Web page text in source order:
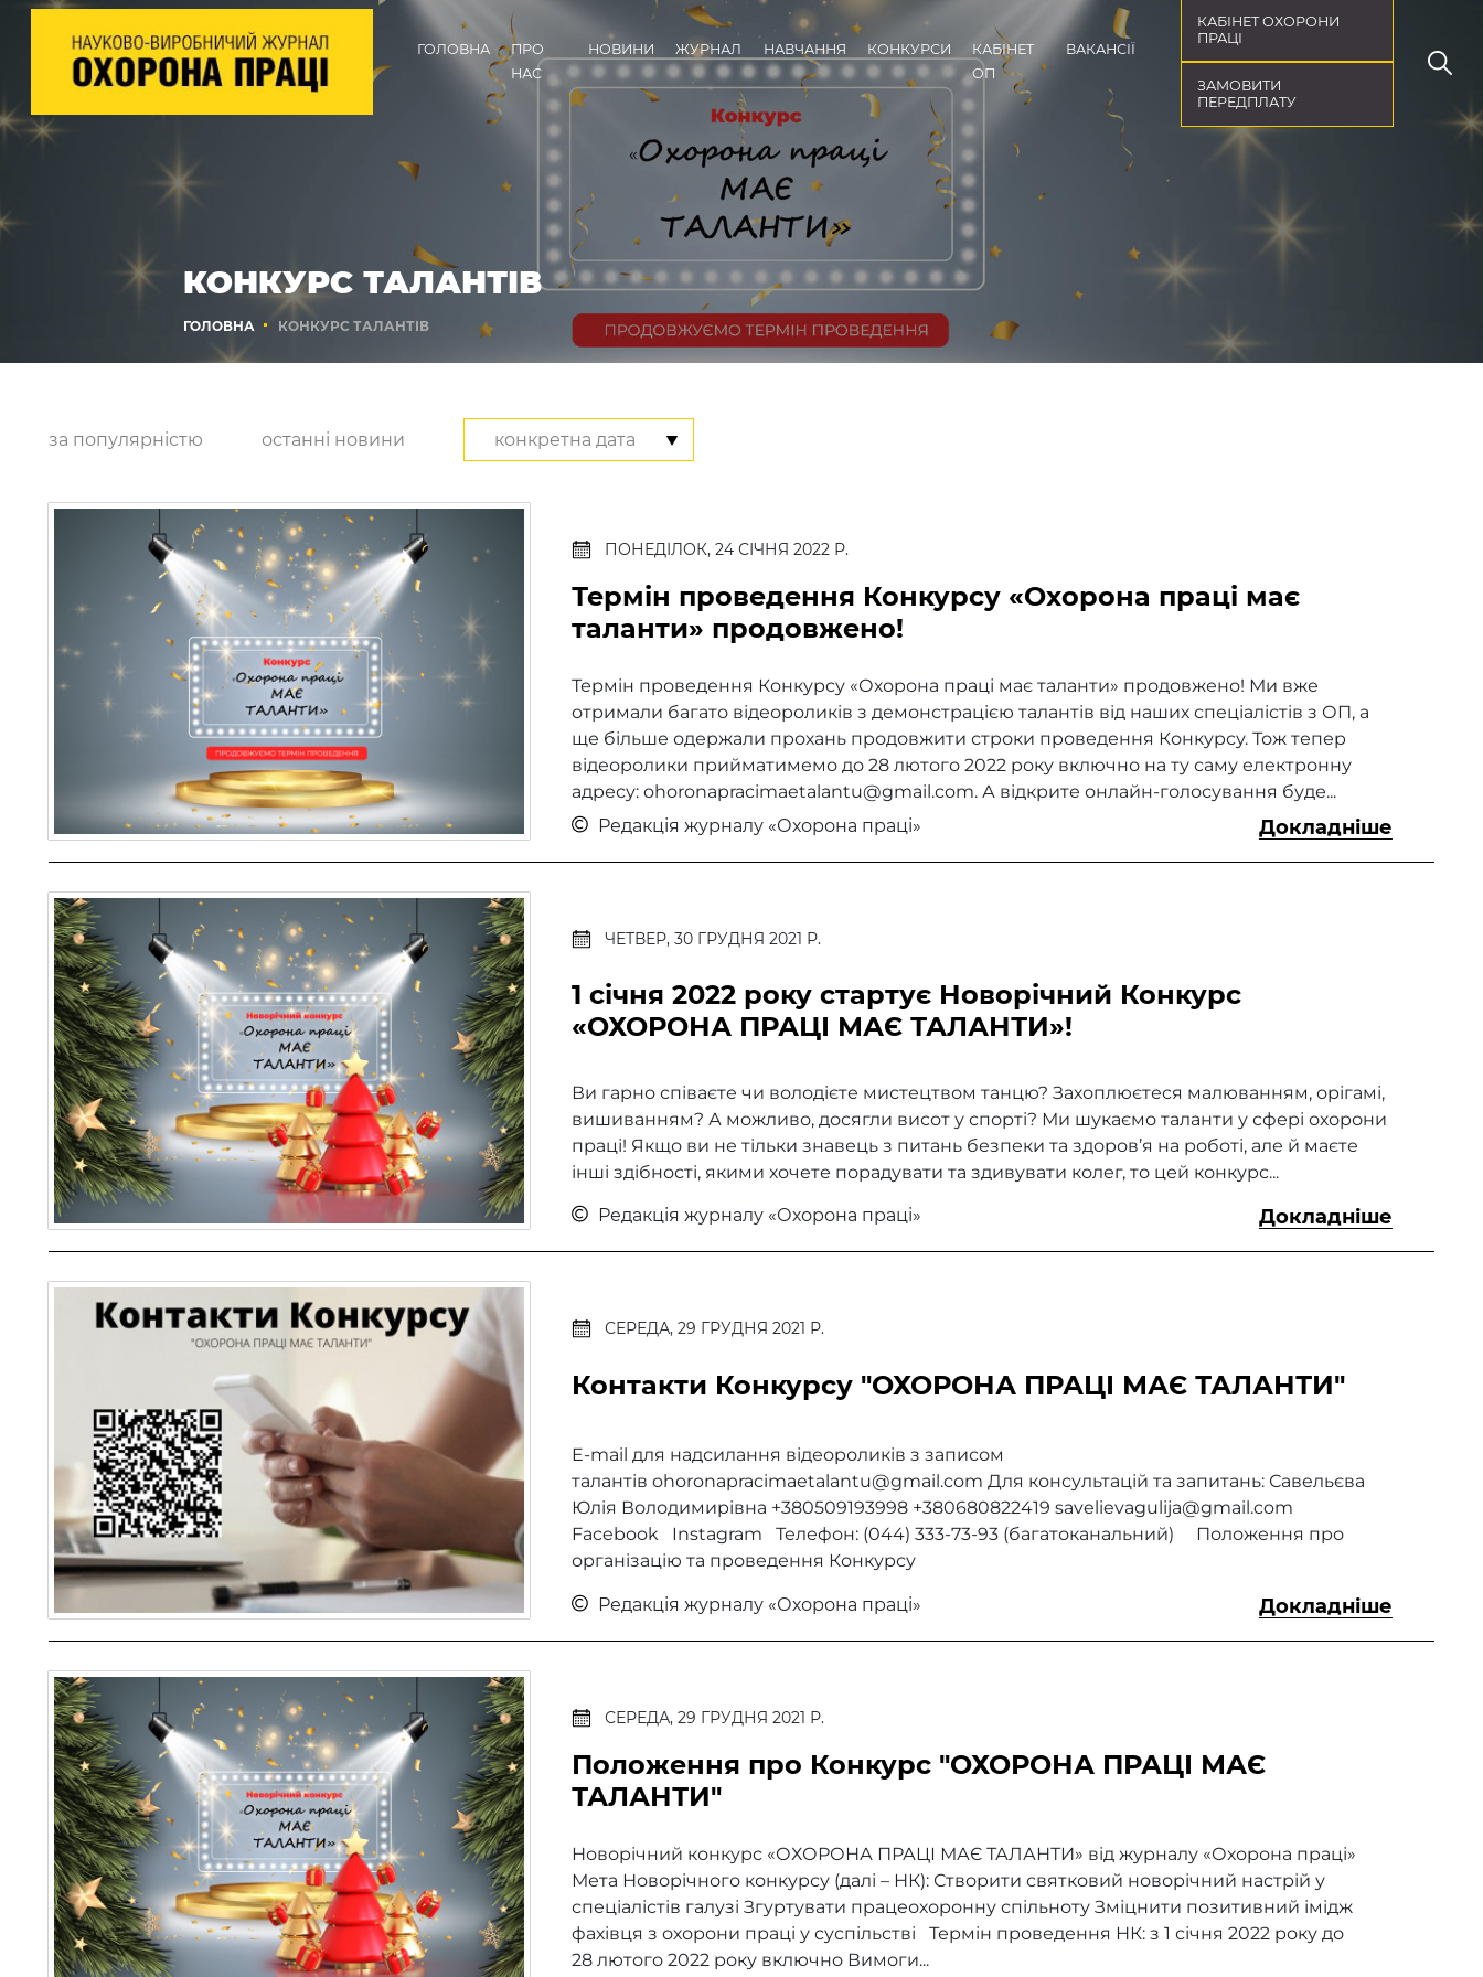
ГОЛОВНА
ПРО
НАС
НОВИНИ ЖУРНАЛ НАВЧАННЯ КОНКУРСИ
КАБІНЕТ
ОП
ВАКАНСІЇ
КАБІНЕТ ОХОРОНИ
ПРАЦІ
ЗАМОВИТИ
ПЕРЕДПЛАТУ
КОНКУРС ТАЛАНТІВ
ГОЛОВНА КОНКУРС ТАЛАНТІВ
за популярністю останні новини конкретна дата
ПОНЕДІЛОК, 24 СІЧНЯ 2022 Р.
Термін проведення Конкурсу «Охорона праці має
таланти» продовжено!
Термін проведення Конкурсу «Охорона праці має таланти» продовжено! Ми вже
отримали багато відеороликів з демонстрацією талантів від наших спеціалістів з ОП, а
ще більше одержали прохань продовжити строки проведення Конкурсу. Тож тепер
відеоролики прийматимемо до 28 лютого 2022 року включно на ту саму електронну
адресу: ohoronapracimaetalantu@gmail.com. А відкрите онлайн-голосування буде...
Редакція журналу «Охорона праці»
Докладніше
ЧЕТВЕР, 30 ГРУДНЯ 2021 Р.
1 січня 2022 року стартує Новорічний Конкурс
«ОХОРОНА ПРАЦІ МАЄ ТАЛАНТИ»!
Ви гарно співаєте чи володієте мистецтвом танцю? Захоплюєтеся малюванням, орігамі,
вишиванням? А можливо, досягли висот у спорті? Ми шукаємо таланти у сфері охорони
праці! Якщо ви не тільки знавець з питань безпеки та здоров’я на роботі, але й маєте
інші здібності, якими хочете порадувати та здивувати колег, то цей конкурс...
Редакція журналу «Охорона праці» Докладніше
СЕРЕДА, 29 ГРУДНЯ 2021 Р.
Контакти Конкурсу "ОХОРОНА ПРАЦІ МАЄ ТАЛАНТИ"
E-mail для надсилання відеороликів з записом
талантів ohoronapracimaetalantu@gmail.com Для консультацій та запитань: Савельєва
Юлія Володимирівна +380509193998 +380680822419 savelievagulija@gmail.com
Facebook Instagram Телефон: (044) 333-73-93 (багатоканальний) Положення про
організацію та проведення Конкурсу
Редакція журналу «Охорона праці» Докладніше
СЕРЕДА, 29 ГРУДНЯ 2021 Р.
Положення про Конкурс "ОХОРОНА ПРАЦІ МАЄ
ТАЛАНТИ"
Новорічний конкурс «ОХОРОНА ПРАЦІ МАЄ ТАЛАНТИ» від журналу «Охорона праці»
Мета Новорічного конкурсу (далі – НК): Створити святковий новорічний настрій у
спеціалістів галузі Згуртувати працеохоронну спільноту Зміцнити позитивний імідж
фахівця з охорони праці у суспільстві Термін проведення НК: з 1 січня 2022 року до
28 лютого 2022 року включно Вимоги...